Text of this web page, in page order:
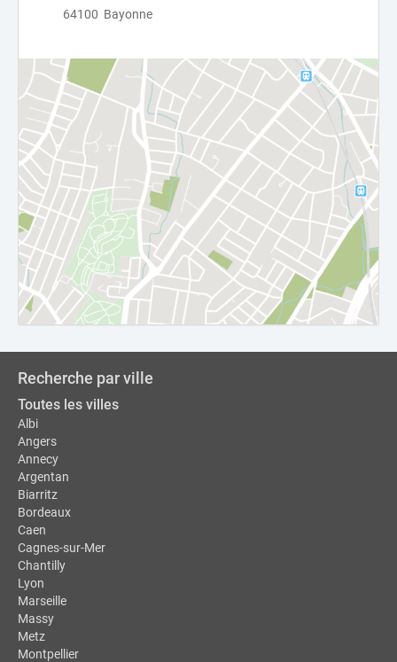
64100 Bayonne
Recherche par ville
Toutes les villes
Albi
Angers
Annecy
Argentan
Biarritz
Bordeaux
Caen
Cagnes-sur-Mer
Chantilly
Lyon
Marseille
Massy
Metz
Montpellier